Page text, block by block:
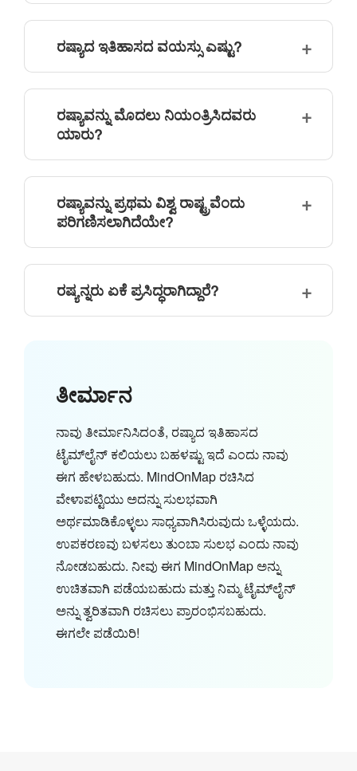
ರಷ್ಯಾದ ಇತಿಹಾಸದ ವಯಸ್ಸು ಎಷ್ಟು?
ರಷ್ಯಾವನ್ನು ಮೊದಲು ನಿಯಂತ್ರಿಸಿದವರು
ಯಾರು?
ರಷ್ಯಾವನ್ನು ಪ್ರಥಮ ವಿಶ್ವ ರಾಷ್ಟ್ರವೆಂದು
ಪರಿಗಣಿಸಲಾಗಿದೆಯೇ?
ರಷ್ಯನ್ನರು ಏಕೆ ಪ್ರಸಿದ್ಧರಾಗಿದ್ದಾರೆ?
ತೀರ್ಮಾನ
ನಾವು ತೀರ್ಮಾನಿಸಿದಂತೆ, ರಷ್ಯಾದ ಇತಿಹಾಸದ
ಟೈಮ್‌ಲೈನ್ ಕಲಿಯಲು ಬಹಳಷ್ಟು ಇದೆ ಎಂದು ನಾವು
ಈಗ ಹೇಳಬಹುದು. MindOnMap ರಚಿಸಿದ
ವೇಳಾಪಟ್ಟಿಯು ಅದನ್ನು ಸುಲಭವಾಗಿ
ಅರ್ಥಮಾಡಿಕೊಳ್ಳಲು ಸಾಧ್ಯವಾಗಿಸಿರುವುದು ಒಳ್ಳೆಯದು.
ಉಪಕರಣವು ಬಳಸಲು ತುಂಬಾ ಸುಲಭ ಎಂದು ನಾವು
ನೋಡಬಹುದು. ನೀವು ಈಗ MindOnMap ಅನ್ನು
ಉಚಿತವಾಗಿ ಪಡೆಯಬಹುದು ಮತ್ತು ನಿಮ್ಮ ಟೈಮ್‌ಲೈನ್
ಅನ್ನು ತ್ವರಿತವಾಗಿ ರಚಿಸಲು ಪ್ರಾರಂಭಿಸಬಹುದು.
ಈಗಲೇ ಪಡೆಯಿರಿ!